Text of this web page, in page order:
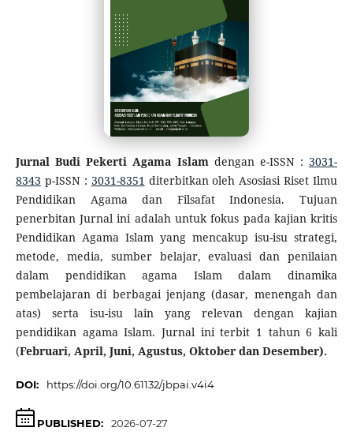
Jurnal Budi Pekerti Agama Islamdengan e-ISSN : 3031-
8343 p-ISSN : 3031-8351 diterbitkan oleh Asosiasi Riset Ilmu
Pendidikan Agama dan Filsafat Indonesia. Tujuan
penerbitan Jurnal ini adalah untuk fokus pada kajian kritis
Pendidikan Agama Islam yang mencakup isu-isu strategi,
metode, media, sumber belajar, evaluasi dan penilaian
dalam pendidikan agama Islam dalam dinamika
pembelajaran di berbagai jenjang (dasar, menengah dan
atas) serta isu-isu lain yang relevan dengan kajian
pendidikan agama Islam. Jurnal ini terbit 1 tahun 6 kali
(Februari, April, Juni, Agustus, Oktober dan Desember).
DOI: https://doi.org/10.61132/jbpai.v4i4
PUBLISHED: 2026-07-27